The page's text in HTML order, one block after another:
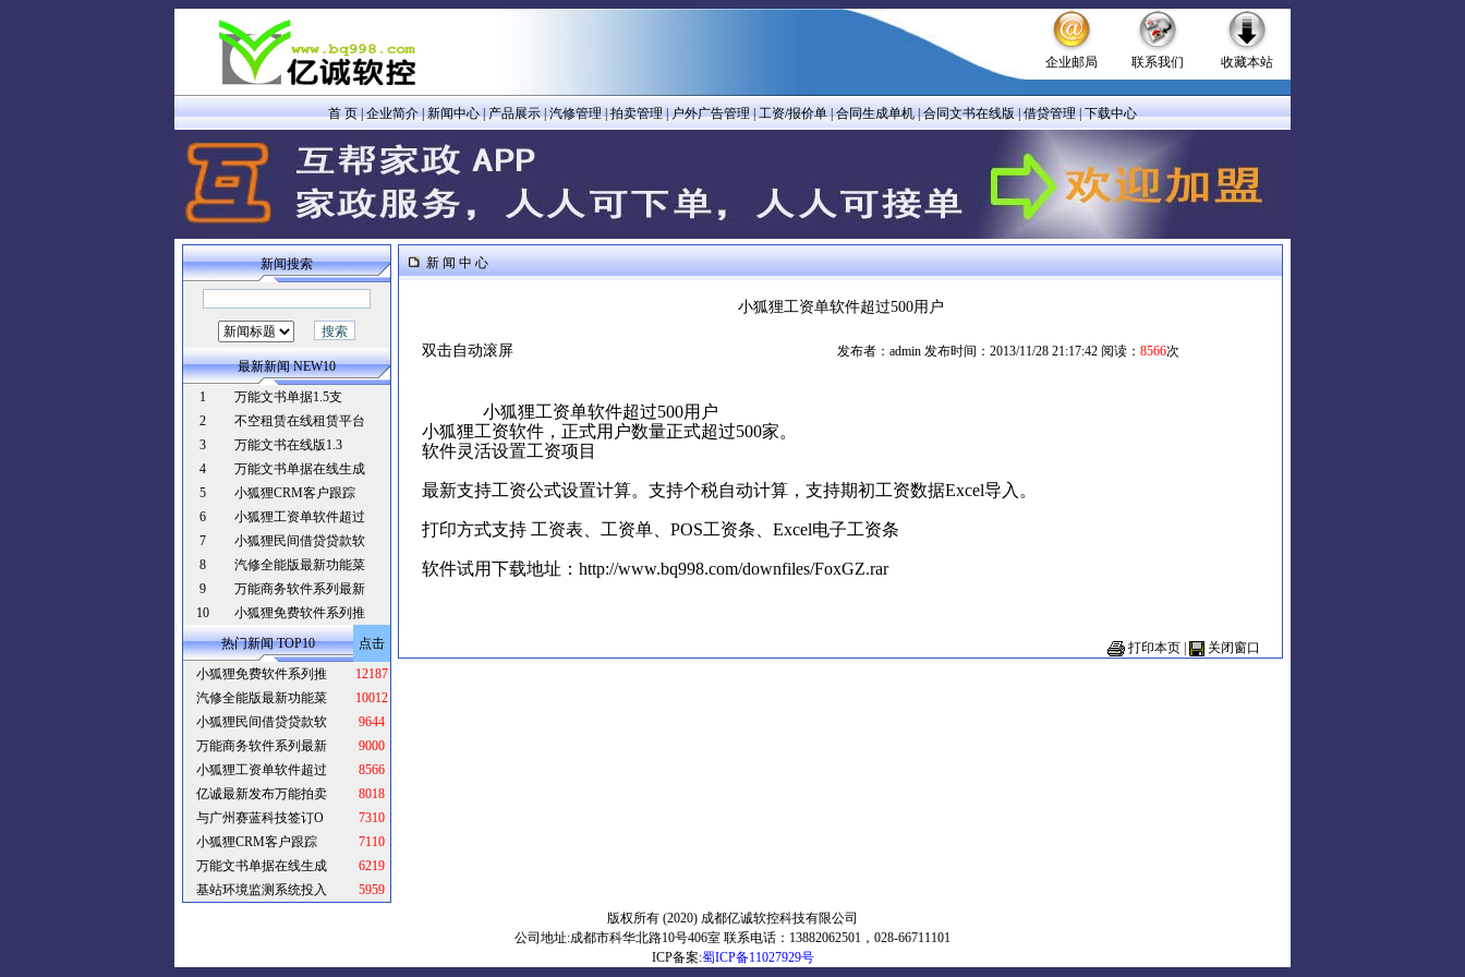
企业邮局 联系我们 收藏本站
首 页|企业简介|新闻中心|产品展示|汽修管理|拍卖管理|户外广告管理|工资/报价单|合同生成单机|合同文书在线版|借贷管理 |下载中心
新闻搜索
最新新闻 NEW10
1
万能文书单据1.5支
2
不空租赁在线租赁平台
3
万能文书在线版1.3
4
万能文书单据在线生成
5
小狐狸CRM客户跟踪
6
小狐狸工资单软件超过
7
小狐狸民间借贷贷款软
8
汽修全能版最新功能菜
9
万能商务软件系列最新
10
小狐狸免费软件系列推
热门新闻 TOP10
点击
小狐狸免费软件系列推
12187
汽修全能版最新功能菜
10012
小狐狸民间借贷贷款软
9644
万能商务软件系列最新
9000
小狐狸工资单软件超过
8566
亿诚最新发布万能拍卖
8018
与广州赛蓝科技签订O
7310
小狐狸CRM客户跟踪
7110
万能文书单据在线生成
6219
基站环境监测系统投入
5959
新 闻 中 心
小狐狸工资单软件超过500用户
双击自动滚屏 发布者：admin 发布时间：2013/11/28 21:17:42 阅读： 8566次
小狐狸工资单软件超过500用户
小狐狸工资软件，正式用户数量正式超过500家。
软件灵活设置工资项目
最新支持工资公式设置计算。支持个税自动计算，支持期初工资数据Excel导入。
打印方式支持 工资表、工资单、POS工资条、Excel电子工资条
软件试用下载地址： http://www.bq998.com/downfiles/FoxGZ.rar
打印本页| 关闭窗口
版权所有 (2020) 成都亿诚软控科技有限公司
公司地址:成都市科华北路10号406室 联系电话：13882062501，028-66711101
ICP备案:蜀ICP备11027929号